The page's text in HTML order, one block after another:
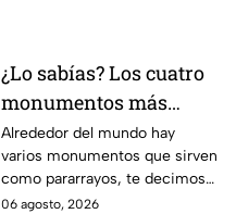
¿Lo sabías? Los cuatro
monumentos más
famosos del mundo que
también funcionan
como pararrayos
Alrededor del mundo hay
varios monumentos que sirven
como pararrayos, te decimos
los cuatro más icónicos y
06 agosto, 2026